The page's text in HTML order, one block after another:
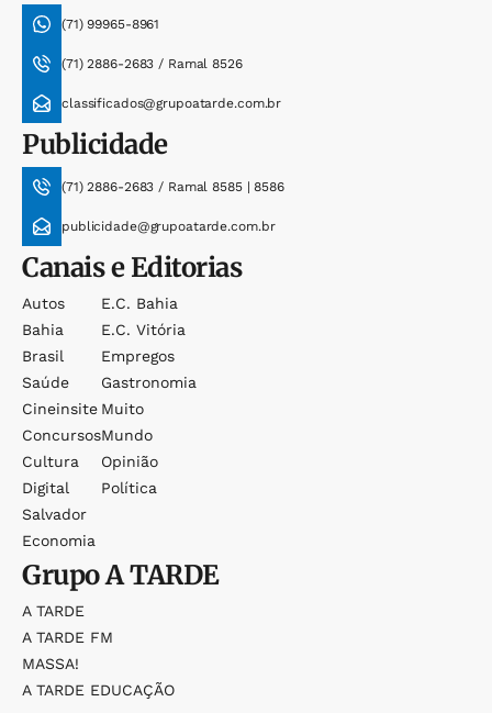
(71) 99965-8961
(71) 2886-2683 / Ramal 8526
classificados@grupoatarde.com.br
Publicidade
(71) 2886-2683 / Ramal 8585 | 8586
publicidade@grupoatarde.com.br
Canais e Editorias
Autos
Bahia
Brasil
Saúde
Cineinsite
Concursos
Cultura
Digital
Salvador
Economia
E.c. Bahia
E.c. Vitória
Empregos
Gastronomia
Muito
Mundo
Opinião
Política
GrupoA TARDE
A TARDE
A TARDE FM
MASSA!
A TARDE EDUCAÇÃO